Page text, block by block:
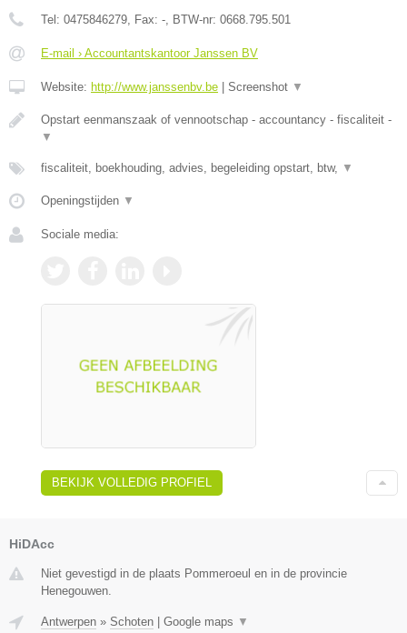
Tel: 0475846279, Fax: -, BTW-nr: 0668.795.501
E-mail › Accountantskantoor Janssen BV
Website: http://www.janssenbv.be Screenshot ▼
Opstart eenmanszaak of vennootschap - accountancy - fiscaliteit -
▼
fiscaliteit, boekhouding, advies, begeleiding opstart, btw, ▼
Openingstijden ▼
Sociale media:
BEKIJK VOLLEDIG PROFIEL
HiDAcc
Niet gevestigd in de plaats Pommeroeul en in de provincie
Henegouwen.
Antwerpen » Schoten Google maps ▼